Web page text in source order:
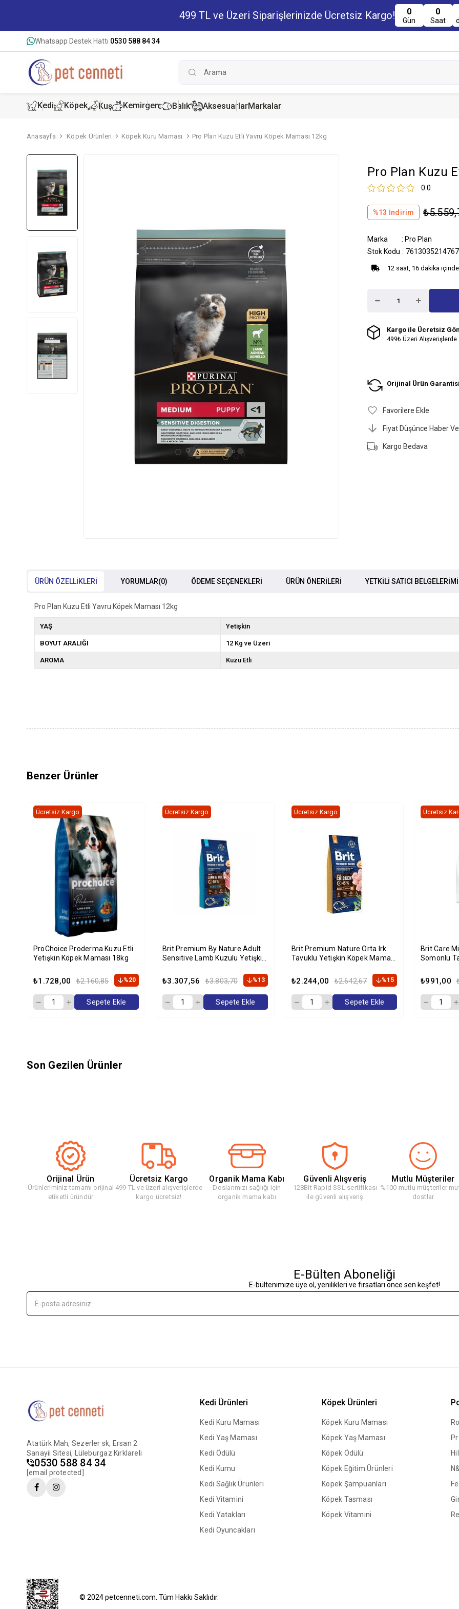
499 TL ve Üzeri Siparişlerinizde Ücretsiz Kargo! 0
Gün
0
Saat
Whatsapp Destek Hattı 0530 588 84 34
Kedi Köpek Kuş Kemirgen Balık AksesuarlarMarkalar
Anasayfa Köpek Ürünleri Köpek Kuru Maması Pro Plan Kuzu Etli Yavru Köpek Maması 12kg
Pro Plan Kuzu
0.0
%13 İndirim
Marka : Pro Plan
Stok Kodu
7613035214767
12 saat, 16 dakika
Kargo ile Ücretsiz
499₺ Üzeri Alışverişlerde
Orijinal Ürün
Favorilere Ekle
Fiyat Düşünce Haber
Kargo Bedava
ÜRÜN ÖZELLIKLERI YORUMLAR(0) ÖDEME SEÇENEKLERI ÜRÜN ÖNERILERI YETKİLİ SATICI
Pro Plan Kuzu Etli Yavru Köpek Maması 12kg
YAŞ Yetişkin
BOYUT ARALIĞI 12 Kg ve Üzeri
AROMA Kuzu Etli
Benzer Ürünler
ProChoice Proderma Kuzu Etli
Yetişkin Köpek Maması 18kg
₺1.728,00 ₺2.160,85 %20
Ücretsiz Kargo
Sepete Ekle
Brit Premium By Nature Adult
Sensitive Lamb Kuzulu Yetişkin
₺3.307,56 ₺3.803,70 %13
Ücretsiz Kargo
Sepete Ekle
Brit Premium Nature Orta Irk
Tavuklu Yetişkin Köpek Maması
₺2.244,00 ₺2.642,67 %15
Ücretsiz Kargo
Sepete Ekle
Brit Care
Somonlu
₺991,00
Ücretsiz
Son Gezilen Ürünler
Orijinal Ürün
Ürünleriminiz tamamı orijinal
etiketli üründür
Ücretsiz Kargo
499 TL ve üzeri alışverişlerde
kargo ücretsiz!
Organik Mama Kabı
Doslarımızı sağlığı için
organik mama kabı
Güvenli Alışveriş
128Bit Rapid SSL sertifikası
ile güvenli alışveriş
Mutlu Müşteriler
%100 mutlu müşteriler
dostlar
E-Bülten Aboneliği
E-bültenimize üye ol, yenilikleri ve fırsatları önce sen keşfet!
Atatürk Mah, Sezerler sk, Ersan 2
Sanayii Sitesi, Lüleburgaz Kırklareli
0530 588 84 34
[email protected]
Kedi Ürünleri
Kedi Kuru Maması
Kedi Yaş Maması
Kedi Ödülü
Kedi Kumu
Kedi Sağlık Ürünleri
Kedi Vitamini
Kedi Yatakları
Kedi Oyuncakları
Köpek Ürünleri
Köpek Kuru Maması
Köpek Yaş Maması
Köpek Ödülü
Köpek Eğitim Ürünleri
Köpek Şampuanları
Köpek Tasması
Köpek Vitamini
© 2024 petcenneti.com. Tüm Hakkı Saklıdır.